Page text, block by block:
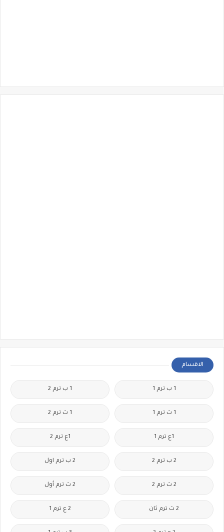
الاقسام
1 ب ترم 1 1 ب ترم 2
1 ث ترم 1 1 ث ترم 2
1ع ترم 1 1ع ترم 2
2 ب ترم 2 2 ب ترم اول
2 ث ترم 2 2 ث ترم أول
2 ث ترم ثان 2 ع ترم 1